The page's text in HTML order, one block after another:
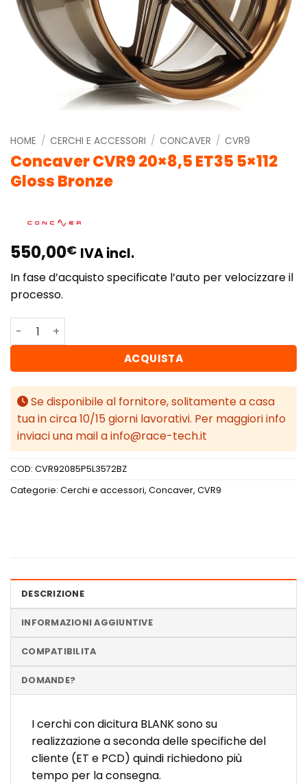
HOME / CERCHI E ACCESSORI / CONCAVER / CVR9
Concaver CVR9 20×8,5 ET35 5×112
Gloss Bronze
550,00€ IVA incl.
In fase d’acquisto specificate l’auto per velocizzare il
processo.
Concaver CVR9 20x8,5 ET35 5x112 Gloss Bronze quantità
ACQUISTA
Se disponibile al fornitore, solitamente a casa
tua in circa 10/15 giorni lavorativi. Per maggiori info
inviaci una mail a info@race-tech.it
COD: CVR92085P5L3572BZ
Categorie: Cerchi e accessori, Concaver, CVR9
DESCRIZIONE
INFORMAZIONI AGGIUNTIVE
COMPATIBILITA
DOMANDE?
I cerchi con dicitura BLANK sono su
realizzazione a seconda delle specifiche del
cliente (ET e PCD) quindi richiedono più
tempo per la consegna.